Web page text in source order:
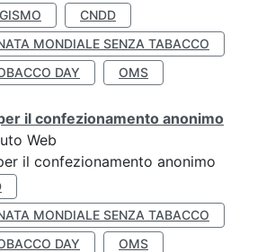
CNDD
MONDIALE SENZA TABACCO
DAY
OMS
il confezionamento anonimo
Web
il confezionamento anonimo
MONDIALE SENZA TABACCO
DAY
OMS